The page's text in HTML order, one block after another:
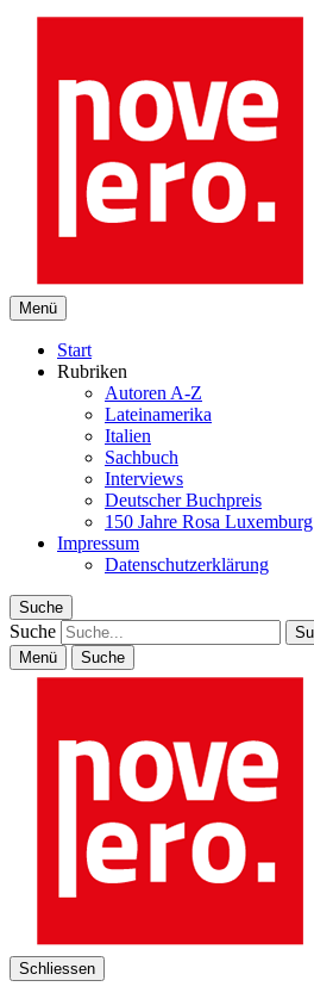
Buch Kultur Politik
Menü
Start
Rubriken
Autoren A-Z
Lateinamerika
Italien
Sachbuch
Interviews
Deutscher Buchpreis
150 Jahre Rosa Luxemburg
Impressum
Datenschutzerklärung
Suche
Suche
Menü Suche
Schliessen